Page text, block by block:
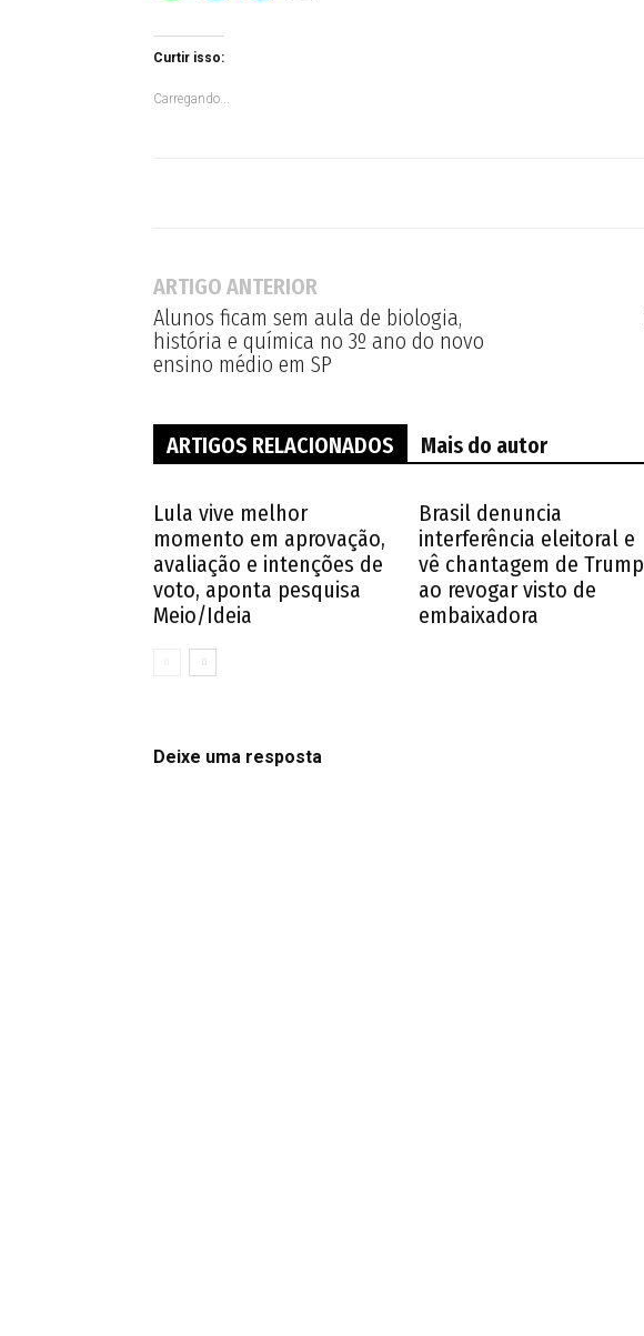
Curtir isso:
Carregando...
ARTIGO ANTERIOR
Alunos ficam sem aula de biologia,
história e química no 3º ano do novo
ensino médio em SP
ARTIGOS RELACIONADOS Mais do autor
Lula vive melhor
momento em aprovação,
avaliação e intenções de
voto, aponta pesquisa
Meio/Ideia
Brasil denuncia
interferência eleitoral e
vê chantagem de Trump
ao revogar visto de
embaixadora
Deixe uma resposta